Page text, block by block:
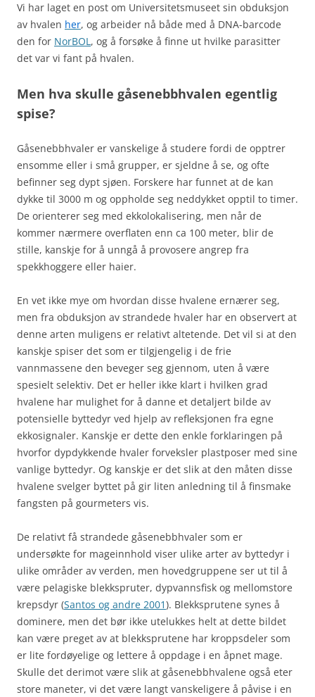
Vi har laget en post om Universitetsmuseet sin obduksjon
av hvalen her, og arbeider nå både med å DNA-barcode
den for NorBOL, og å forsøke å finne ut hvilke parasitter
det var vi fant på hvalen.
Men hva skulle gåsenebbhvalen egentlig
spise?
Gåsenebbhvaler er vanskelige å studere fordi de opptrer
ensomme eller i små grupper, er sjeldne å se, og ofte
befinner seg dypt sjøen. Forskere har funnet at de kan
dykke til 3000 m og oppholde seg neddykket opptil to timer.
De orienterer seg med ekkolokalisering, men når de
kommer nærmere overflaten enn ca 100 meter, blir de
stille, kanskje for å unngå å provosere angrep fra
spekkhoggere eller haier.
En vet ikke mye om hvordan disse hvalene ernærer seg,
men fra obduksjon av strandede hvaler har en observert at
denne arten muligens er relativt altetende. Det vil si at den
kanskje spiser det som er tilgjengelig i de frie
vannmassene den beveger seg gjennom, uten å være
spesielt selektiv. Det er heller ikke klart i hvilken grad
hvalene har mulighet for å danne et detaljert bilde av
potensielle byttedyr ved hjelp av refleksjonen fra egne
ekkosignaler. Kanskje er dette den enkle forklaringen på
hvorfor dypdykkende hvaler forveksler plastposer med sine
vanlige byttedyr. Og kanskje er det slik at den måten disse
hvalene svelger byttet på gir liten anledning til å finsmake
fangsten på gourmeters vis.
De relativt få strandede gåsenebbhvaler som er
undersøkte for mageinnhold viser ulike arter av byttedyr i
ulike områder av verden, men hovedgruppene ser ut til å
være pelagiske blekkspruter, dypvannsfisk og mellomstore
krepsdyr (Santos og andre 2001). Blekksprutene synes å
dominere, men det bør ikke utelukkes helt at dette bildet
kan være preget av at blekksprutene har kroppsdeler som
er lite fordøyelige og lettere å oppdage i en åpnet mage.
Skulle det derimot være slik at gåsenebbhvalene også eter
store maneter, vi det være langt vanskeligere å påvise i en